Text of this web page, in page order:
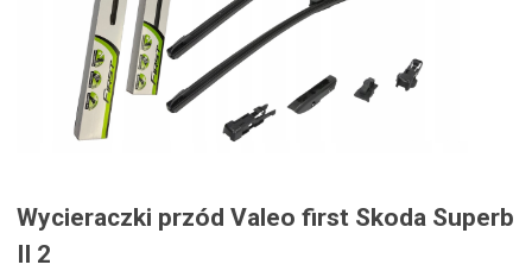
Wycieraczki przód Valeo first Skoda Superb
II 2